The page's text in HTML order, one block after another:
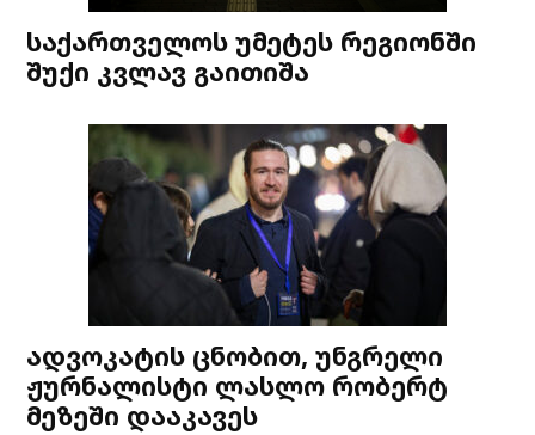
საქართველოს უმეტეს რეგიონში
შუქი კვლავ გაითიშა
ადვოკატის ცნობით, უნგრელი
ჟურნალისტი ლასლო რობერტ
მეზეში დააკავეს